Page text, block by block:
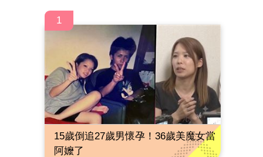
1
15歲倒追27歲男懷孕！36歲美魔女當
阿嬤了